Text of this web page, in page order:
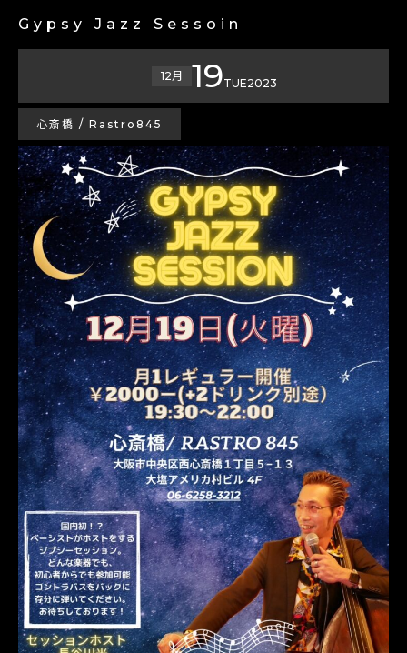
Gypsy Jazz Sessoin
12月 19TUE2023
心斎橋 / Rastro845